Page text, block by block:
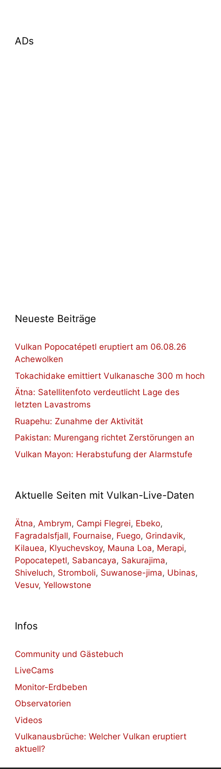
ADs
Neueste Beiträge
Vulkan Popocatépetl eruptiert am 06.08.26
Achewolken
Tokachidake emittiert Vulkanasche 300 m hoch
Ätna: Satellitenfoto verdeutlicht Lage des
letzten Lavastroms
Ruapehu: Zunahme der Aktivität
Pakistan: Murengang richtet Zerstörungen an
Vulkan Mayon: Herabstufung der Alarmstufe
Aktuelle Seiten mit Vulkan-Live-Daten
Ätna, Ambrym, Campi Flegrei, Ebeko,
Fagradalsfjall, Fournaise, Fuego, Grindavik,
Kilauea, Klyuchevskoy, Mauna Loa, Merapi,
Popocatepetl, Sabancaya, Sakurajima,
Shiveluch, Stromboli, Suwanose-jima, Ubinas,
Vesuv, Yellowstone
Infos
Community und Gästebuch
LiveCams
Monitor-Erdbeben
Observatorien
Videos
Vulkanausbrüche: Welcher Vulkan eruptiert
aktuell?